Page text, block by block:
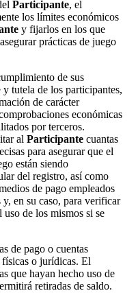
Participante, el
los límites económicos
y fijarlos en los que
prácticas de juego
de sus
tutela de los participantes,
de carácter
económicas
por terceros.
al Participantecuantas
para asegurar que el
están siendo
del registro, así como
de pago empleados
en su caso, para verificar
de los mismos si se
de pago o cuentas
físicas o jurídicas. El
que hayan hecho uso de
retiradas de saldo.